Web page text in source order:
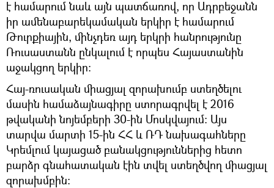
է համարում նաև այն պատճառով, որ Ադրբեջանն
իր ամենաբարեկամական երկիր է համարում
Թուրքիային, մինչդեռ այդ երկրի հանրությունը
Ռուսաստանն ընկալում է որպես Հայաստանին
աջակցող երկիր։
Հայ-ռուսական միացյալ զորախումբ ստեղծելու
մասին համաձայնագիրը ստորագրվել է 2016
թվականի նոյեմբերի 30-ին Մոսկվայում։ Այս
տարվա մարտի 15-ին ՀՀ և ՌԴ նախագահները
Կրեմլում կայացած բանակցություններից հետո
բարձր գնահատական էին տվել ստեղծվող միացյալ
զորախմբին։